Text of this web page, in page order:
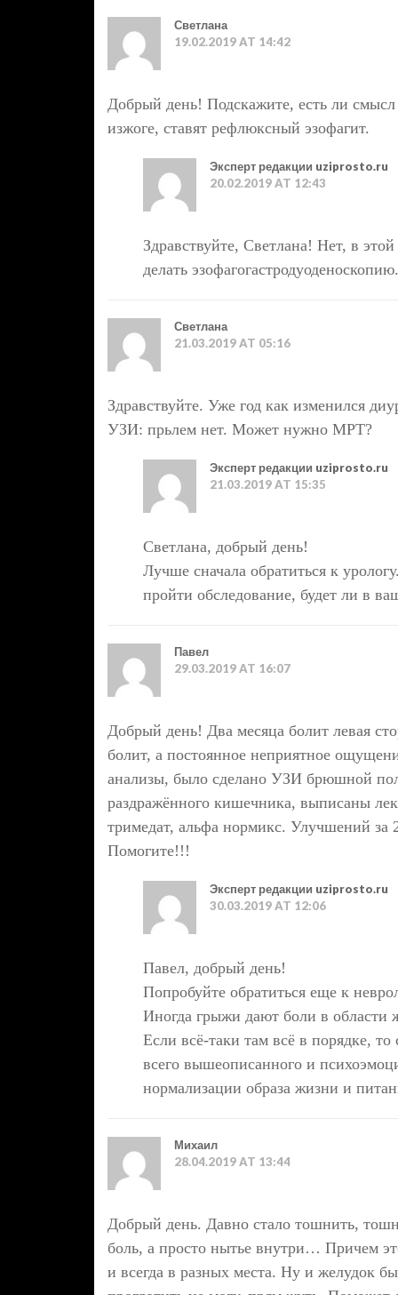
Светлана
19.02.2019 AT 14:42
Добрый день! Подскажите, есть ли
изжоге, ставят рефлюксный эзофагит.
Эксперт редакции uziprosto.ru
20.02.2019 AT 12:43
Здравствуйте, Светлана! Нет, в
делать эзофагогастродуоденоскопию.
Светлана
21.03.2019 AT 05:16
Здравствуйте. Уже год как изменился
УЗИ: прьлем нет. Может нужно МРТ?
Эксперт редакции uziprosto.ru
21.03.2019 AT 15:35
Светлана, добрый день!
Лучше сначала обратиться к
пройти обследование, будет ли в
Павел
29.03.2019 AT 16:07
Добрый день! Два месяца болит левая
болит, а постоянное неприятное
анализы, было сделано УЗИ брюшной
раздражённого кишечника, выписаны
тримедат, альфа нормикс. Улучшений за
Помогите!!!
Эксперт редакции uziprosto.ru
30.03.2019 AT 12:06
Павел, добрый день!
Попробуйте обратиться еще к
Иногда грыжи дают боли в области
Если всё-таки там всё в порядке,
всего вышеописанного и
нормализации образа жизни и
Михаил
28.04.2019 AT 13:44
Добрый день. Давно стало тошнить,
боль, а просто нытье внутри… Причем
и всегда в разных места. Ну и желудок